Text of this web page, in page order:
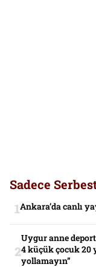
Sadece
Ankara’da canlı
Uygur anne
4 küçük çocuk 20
yollamayın”